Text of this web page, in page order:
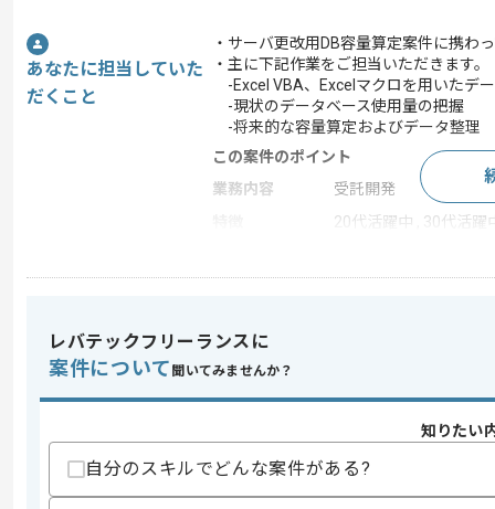
あなたに担当していた
だくこと
・サーバ更改用DB容量算定案件に携わ
・主に下記作業をご担当いただきます。
-Excel VBA、Excelマクロを用いたデ
-現状のデータベース使用量の把握
-将来的な容量算定およびデータ整理
この案件のポイント
業務内容
受託開発
20代活躍中 , 30代活躍
スキル
・システム開発経験(3年以上)
・Excel操作経験
・英語を用いた実務経験
レバテックフリーランスに
案件について 聞いてみませんか？
知りたい
自分のスキルでどんな案件がある?